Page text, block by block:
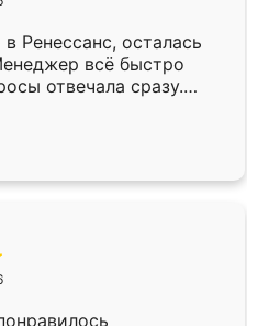
только здесь.
Ренессанс, осталась
всё быстро
отвечала сразу.
субботу, подошёл к
Собрали
аккуратно, даже